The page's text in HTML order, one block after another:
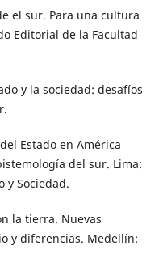
el sur. Para una cultura
Editorial de la Facultad
y la sociedad: desafíos
Estado en América
del sur. Lima:
y Sociedad.
la tierra. Nuevas
y diferencias. Medellín: